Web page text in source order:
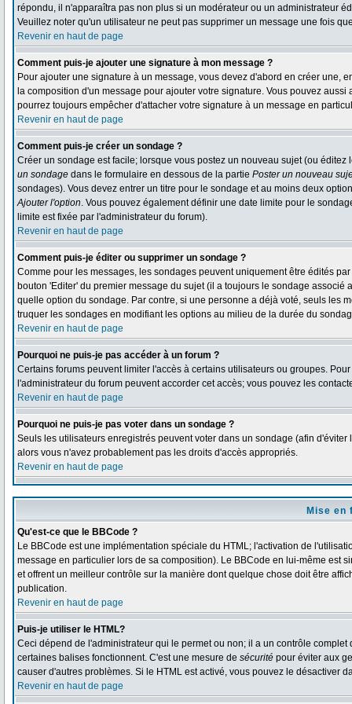
répondu, il n'apparaîtra pas non plus si un modérateur ou un administrateur
Veuillez noter qu'un utilisateur ne peut pas supprimer un message une fois
Revenir en haut de page
Comment puis-je ajouter une signature à mon message ?
Pour ajouter une signature à un message, vous devez d'abord en créer une,
la composition d'un message pour ajouter votre signature. Vous pouvez
pourrez toujours empêcher d'attacher votre signature à un message en
Revenir en haut de page
Comment puis-je créer un sondage ?
Créer un sondage est facile; lorsque vous postez un nouveau sujet (ou
un sondage dans le formulaire en dessous de la partie Poster un nouveau
sondages). Vous devez entrer un titre pour le sondage et au moins deux
Ajouter l'option. Vous pouvez également définir une date limite pour le
limite est fixée par l'administrateur du forum).
Revenir en haut de page
Comment puis-je éditer ou supprimer un sondage ?
Comme pour les messages, les sondages peuvent uniquement être édités
bouton 'Editer' du premier message du sujet (il a toujours le sondage
quelle option du sondage. Par contre, si une personne a déjà voté, seuls les
truquer les sondages en modifiant les options au milieu de la durée du
Revenir en haut de page
Pourquoi ne puis-je pas accéder à un forum ?
Certains forums peuvent limiter l'accès à certains utilisateurs ou groupes.
l'administrateur du forum peuvent accorder cet accès; vous pouvez les
Revenir en haut de page
Pourquoi ne puis-je pas voter dans un sondage ?
Seuls les utilisateurs enregistrés peuvent voter dans un sondage (afin
alors vous n'avez probablement pas les droits d'accès appropriés.
Revenir en haut de page
Mise en
Qu'est-ce que le BBCode ?
Le BBCode est une implémentation spéciale du HTML; l'activation de
message en particulier lors de sa composition). Le BBCode en lui-même est
et offrent un meilleur contrôle sur la manière dont quelque chose doit être
publication.
Revenir en haut de page
Puis-je utiliser le HTML?
Ceci dépend de l'administrateur qui le permet ou non; il a un contrôle
certaines balises fonctionnent. C'est une mesure de sécurité pour éviter aux
causer d'autres problèmes. Si le HTML est activé, vous pouvez le désactiver
Revenir en haut de page